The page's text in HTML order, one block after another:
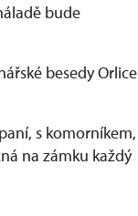
bude
besedy Orlice
s komorníkem,
na zámku každý